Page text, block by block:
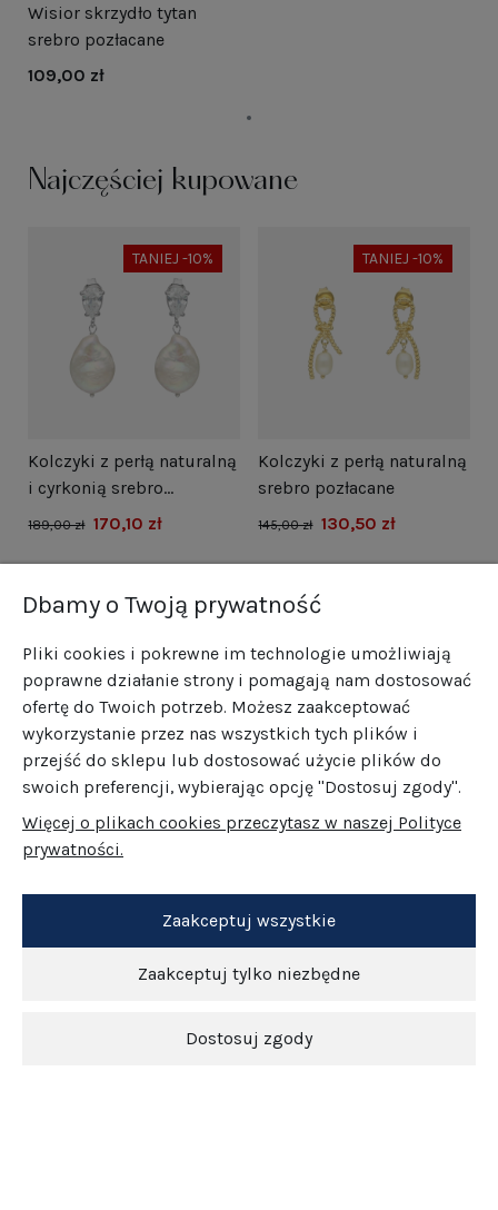
Wisior skrzydło tytan
srebro pozłacane
109,00 zł
Najczęściej kupowane
TANIEJ -10%
Kolczyki z perłą naturalną
i cyrkonią srebro
rodowane
189,00 zł 170,10 zł
TANIEJ -10%
Kolczyki z perłą naturalną
srebro pozłacane
145,00 zł 130,50 zł
Dbamy o Twoją prywatność
Pliki cookies i pokrewne im technologie umożliwiają
poprawne działanie strony i pomagają nam dostosować
ofertę do Twoich potrzeb. Możesz zaakceptować
wykorzystanie przez nas wszystkich tych plików i
przejść do sklepu lub dostosować użycie plików do
swoich preferencji, wybierając opcję "Dostosuj zgody".
Więcej o plikach cookies przeczytasz w naszej Polityce
prywatności.
Zaakceptuj tylko niezbędne
Dostosuj zgody
Zaakceptuj wszystkie